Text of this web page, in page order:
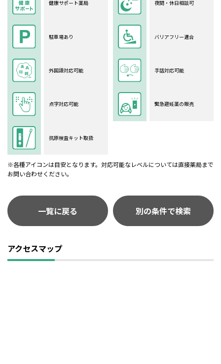
健康サポート薬局 夜間・休日相談可
駐車場あり バリアフリー適合
外国語対応可能 手話対応可能
点字対応可能 緊急避妊薬の販売
抗原検査キット取扱
※各種アイコンは目安となります。対応可能なレベルについては直接薬局まで
お問い合わせください。
一覧に戻る 別の条件で検索
アクセスマップ